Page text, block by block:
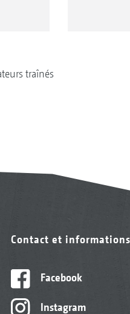
traînés
Contact et informations
Facebook
Instagram